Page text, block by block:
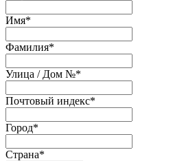
Имя*
Фамилия*
Улица / Дом №*
Почтовый индекс*
Город*
Страна*